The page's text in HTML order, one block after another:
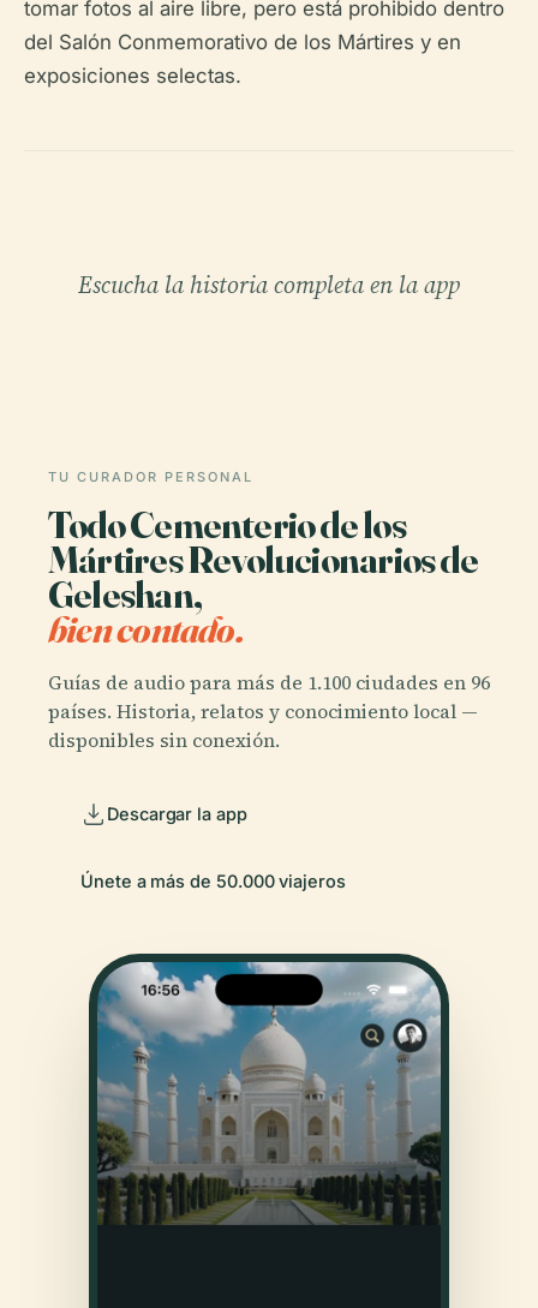
tomar fotos al aire libre, pero está prohibido dentro
del Salón Conmemorativo de los Mártires y en
exposiciones selectas.
Escucha la historia completa en la app
TU CURADOR PERSONAL
Todo Cementerio de los
Mártires Revolucionarios de
Geleshan,
bien contado.
Guías de audio para más de 1.100 ciudades en 96
países. Historia, relatos y conocimiento local —
disponibles sin conexión.
Descargar la app
Únete a más de 50.000 viajeros